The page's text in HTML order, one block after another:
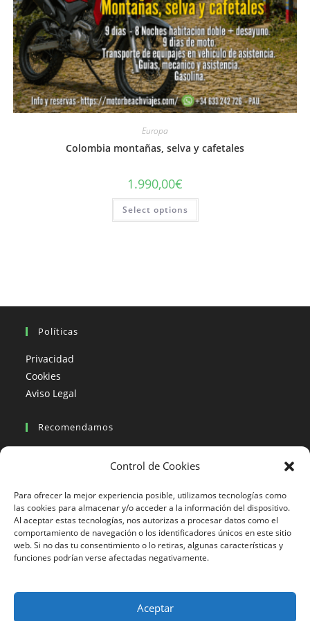
Control de Cookies
Para ofrecer la mejor experiencia posible, utilizamos tecnologías como
las cookies para almacenar y/o acceder a la información del dispositivo.
Al aceptar estas tecnologías, nos autorizas a procesar datos como el
comportamiento de navegación o los identificadores únicos en este sitio
web. Si no das tu consentimiento o lo retiras, algunas características y
funciones podrían verse afectadas negativamente.
Aceptar
Europa
Colombia montañas, selva y cafetales
1.990,00€
Select options
Políticas
Privacidad
Cookies
Aviso Legal
Recomendamos
Viajes en moto organizados
Blogs viajes en moto
Más Visto
Viajes en moto India